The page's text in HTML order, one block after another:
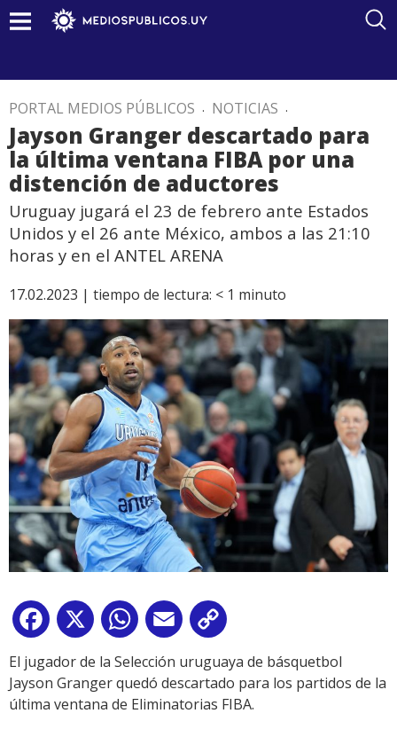
PORTAL MEDIOS PÚBLICOS . NOTICIAS .
Jayson Granger descartado para
la última ventana FIBA por una
distención de aductores
Uruguay jugará el 23 de febrero ante Estados
Unidos y el 26 ante México, ambos a las 21:10
horas y en el ANTEL ARENA
17.02.2023 | tiempo de lectura: < 1 minuto
Facebook
X WhatsApp
Email
Link
El jugador de la Selección uruguaya de básquetbol
Jayson Granger quedó descartado para los partidos de la
última ventana de Eliminatorias FIBA.